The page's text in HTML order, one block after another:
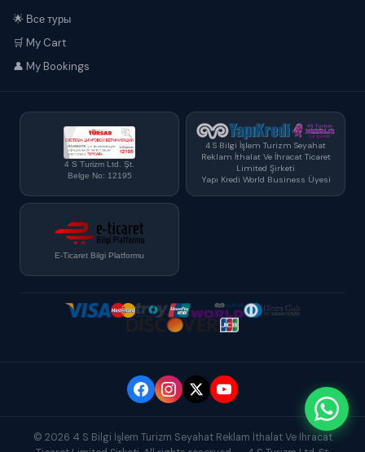
🌟 Все туры
🛒 My Cart
👤 My Bookings
4 S Turizm Ltd. Şt.
Belge No: 12195
4 S Bilgi İşlem Turizm Seyahat
Reklam İthalat Ve İhracat Ticaret
Limited Şirketi
Yapı Kredi World Business Üyesi
E-Ticaret Bilgi Platformu
© 2026 4 S Bilgi İşlem Turizm Seyahat Reklam İthalat Ve İhracat